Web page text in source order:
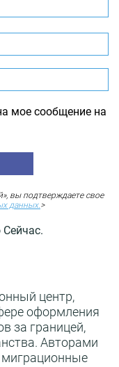
мое сообщение на
вы подтверждаете свое
данных.>
центр,
оформления
за границей,
Авторами
миграционные